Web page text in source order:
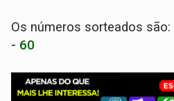
Os números sorteados são:
- 60